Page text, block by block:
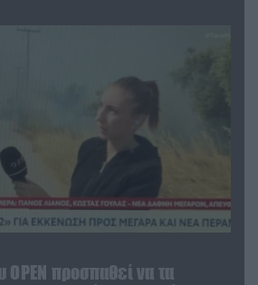
OPEN προσπαθεί να τα